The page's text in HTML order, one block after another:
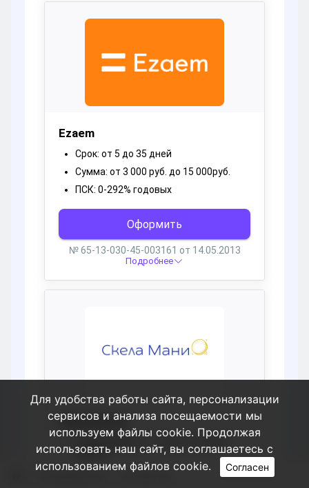
Пользователи Arnoldvwa
Для удобства работы сайта, персонализации
сервисов и анализа посещаемости мы
используем файлы cookie. Продолжая
использовать наш сайт, вы соглашаетесь с
использованием файлов cookie.
Согласен